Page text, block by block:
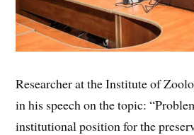
Researcher at the Institute of
in his speech on the topic:
institutional position for the